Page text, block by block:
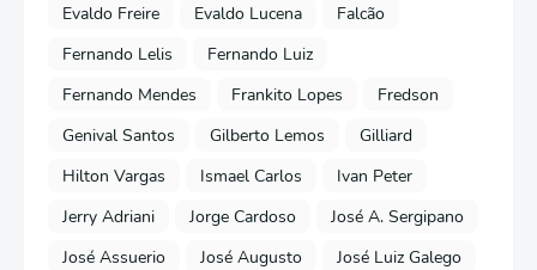
Evaldo Freire
Evaldo Lucena
Falcão
Fernando Lelis
Fernando Luiz
Fernando Mendes
Frankito Lopes
Fredson
Genival Santos
Gilberto Lemos
Gilliard
Hilton Vargas
Ismael Carlos
Ivan Peter
Jerry Adriani
Jorge Cardoso
José A. Sergipano
José Assuerio
José Augusto
José Luiz Galego